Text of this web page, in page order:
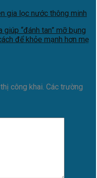
gia lọc nước thông minh
“đánh tan” mỡ bụng
để khỏe mạnh hơn mẹ
công khai. Các trường